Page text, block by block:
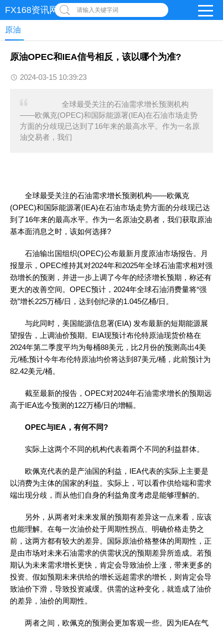
FX168资讯网 请输入关键字词
原油
原油OPEC和IEA信号相反，该以哪个为准?
2024-03-15 10:39:23
全球最受关注的石油需求增长预测机构
——欧佩克(OPEC)和国际能源署(IEA)在石油市场走势
方面的分歧现已达到了16年来的最高水平。作为一名原
油交易者，我们
全球最受关注的石油需求增长预测机构——欧佩克
(OPEC)和国际能源署(IEA)在石油市场走势方面的分歧现已达
到了16年来的最高水平。作为一名原油交易者，我们获取原油
基本面消息之时，该如何选择?
石油输出国组织(OPEC)公布最新月度原油市场报告。月
报显示，OPEC维持其对2024年和2025年全球石油需求相对强
劲增长的预测，并进一步上调了今年的经济增长预期，称还有
更大的改善空间。OPEC预计，2024年全球石油消费量将“强
劲”增长225万桶/日，达到创纪录的1.045亿桶/日。
与此同时，美国能源信息署(EIA) 发布最新的短期能源展
望报告，上调油价预期。EIA现预计布伦特原油现货价格在
2024年第二季度平均为每桶88美元，比2月份的预测高出4美
元/桶;预计今年布伦特原油均价将达到87美元/桶，此前预计为
82.42美元/桶。
截至最新的报告，OPEC对2024年石油需求增长的预期远
高于IEA迄今预测的122万桶/日的增幅。
OPEC与IEA，有何不同?
实际上这两个不同的机构代表着两个不同的利益群体。
欧佩克代表的是产油国的利益，IEA代表的实际上主要是
以消费为主体的国家的利益。实际上，可以看作供给端和需求
端出现分歧，而从他们自身的利益角度考虑是能够理解的。
另外，从两者对未来发展的预期有差异这一点来看，应该
也能理解。在每一次油价处于周期性拐点、明确价格走势之
前，这两方都有较大的差异。国际原油价格整体的周期性，正
是由市场对未来石油需求的供需状况的预期差异所造成。若预
期认为未来需求增长更快，肯定会导致油价上涨，带来更多的
投资。假如预期未来供给的增长远超需求的增长，则肯定会导
致油价下滑，导致投资减缓。供需的这种变化，就造成了油价
的差异，油价的周期性。
两者之间，欧佩克的预测会更加客观一些。因为IEA在气